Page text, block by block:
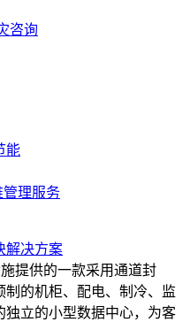
咨询
能
理服务
解决方案
提供的一款采用通道封
制的机柜、配电、制冷、监
独立的小型数据中心，为客